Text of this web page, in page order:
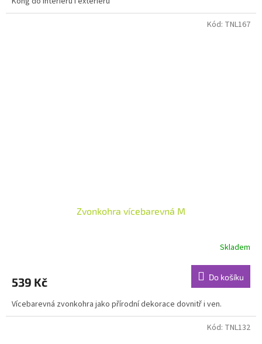
5
Zvonkohra vícebarevná M
Skladem
539 Kč Do košíku
Vícebarevná zvonkohra jako přírodní dekorace dovnitř i ven.
Kód: TNL167
Kód: TNL132